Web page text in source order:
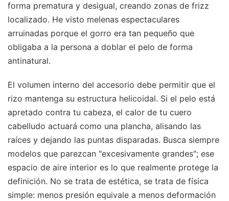
forma prematura y desigual, creando zonas de frizz
localizado. He visto melenas espectaculares
arruinadas porque el gorro era tan pequeño que
obligaba a la persona a doblar el pelo de forma
antinatural.
El volumen interno del accesorio debe permitir que el
rizo mantenga su estructura helicoidal. Si el pelo está
apretado contra tu cabeza, el calor de tu cuero
cabelludo actuará como una plancha, alisando las
raíces y dejando las puntas disparadas. Busca siempre
modelos que parezcan "excesivamente grandes"; ese
espacio de aire interior es lo que realmente protege la
definición. No se trata de estética, se trata de física
simple: menos presión equivale a menos deformación